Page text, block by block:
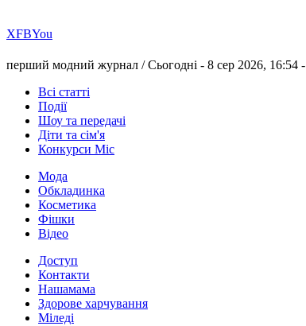
ХFBYou
перший модний журнал /Сьогодні - 8 сер 2026, 16:54 -
Всі статті
Події
Шоу та передачі
Діти та сім'я
Конкурси Міс
Мода
Обкладинка
Косметика
Фішки
Відео
Доступ
Контакти
Нашамама
Здорове харчування
Міледі